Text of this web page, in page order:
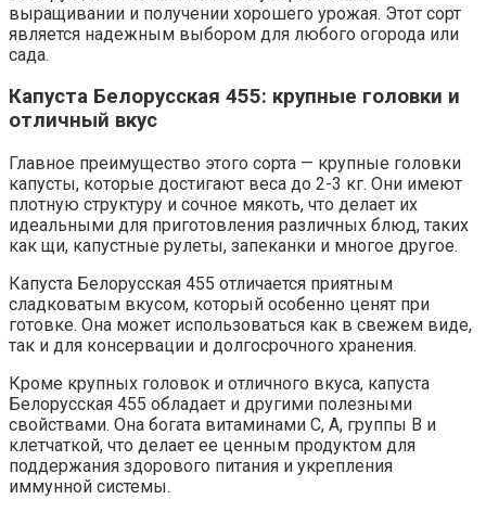
выращивании и получении хорошего урожая. Этот сорт
является надежным выбором для любого огорода или
сада.
Капуста Белорусская 455: крупные головки и
отличный вкус
Главное преимущество этого сорта — крупные головки
капусты, которые достигают веса до 2-3 кг. Они имеют
плотную структуру и сочное мякоть, что делает их
идеальными для приготовления различных блюд, таких
как щи, капустные рулеты, запеканки и многое другое.
Капуста Белорусская 455 отличается приятным
сладковатым вкусом, который особенно ценят при
готовке. Она может использоваться как в свежем виде,
так и для консервации и долгосрочного хранения.
Кроме крупных головок и отличного вкуса, капуста
Белорусская 455 обладает и другими полезными
свойствами. Она богата витаминами С, А, группы В и
клетчаткой, что делает ее ценным продуктом для
поддержания здорового питания и укрепления
иммунной системы.